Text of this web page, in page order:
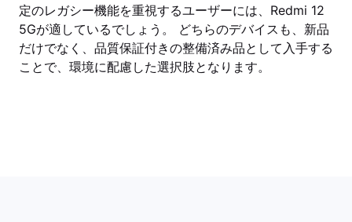
定のレガシー機能を重視するユーザーには、Redmi 12
5Gが適しているでしょう。 どちらのデバイスも、新品
だけでなく、品質保証付きの整備済み品として入手する
ことで、環境に配慮した選択肢となります。